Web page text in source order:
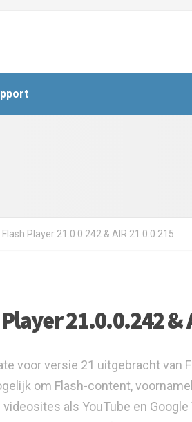
Player 21.0.0.242 & AIR 21.0.0.215
21.0.0.242 &
voor versie 21 uitgebracht van
om Flash-content,
als YouTube en